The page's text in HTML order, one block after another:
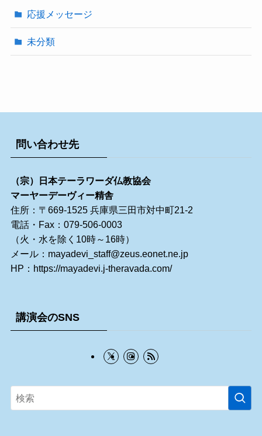
応援メッセージ
未分類
問い合わせ先
（宗）日本テーラワーダ仏教協会
マーヤーデーヴィー精舎
住所：〒669-1525 兵庫県三田市対中町21-2
電話・Fax：079-506-0003
（火・水を除く10時～16時）
メール： mayadevi_staff@zeus.eonet.ne.jp
HP： https://mayadevi.j-theravada.com/
講演会のSNS